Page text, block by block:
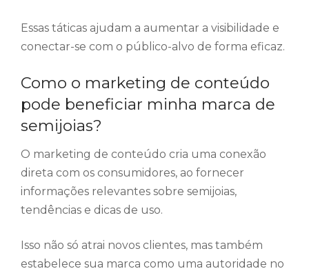
Essas táticas ajudam a aumentar a visibilidade e
conectar-se com o público-alvo de forma eficaz.
Como o marketing de conteúdo
pode beneficiar minha marca de
semijoias?
O marketing de conteúdo cria uma conexão
direta com os consumidores, ao fornecer
informações relevantes sobre semijoias,
tendências e dicas de uso.
Isso não só atrai novos clientes, mas também
estabelece sua marca como uma autoridade no